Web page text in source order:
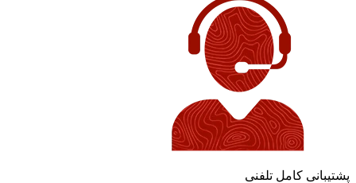
پشتیبانی کامل تلفنی